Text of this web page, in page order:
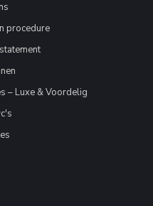
procedure
– Luxe & Voordelig